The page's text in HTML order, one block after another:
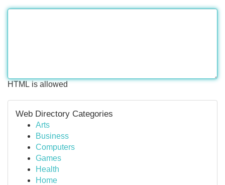
HTML is allowed
Web Directory Categories
Arts
Business
Computers
Games
Health
Home